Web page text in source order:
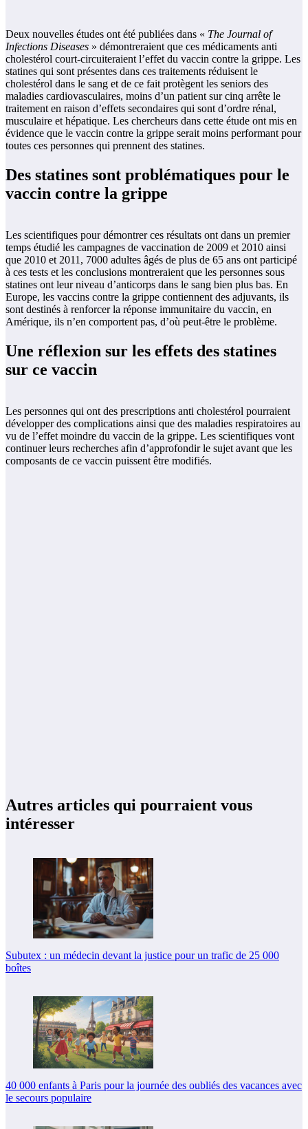
Deux nouvelles études ont été publiées dans « The Journal of
Infections Diseases » démontreraient que ces médicaments anti
cholestérol court-circuiteraient l’effet du vaccin contre la grippe. Les
statines qui sont présentes dans ces traitements réduisent le
cholestérol dans le sang et de ce fait protègent les seniors des
maladies cardiovasculaires, moins d’un patient sur cinq arrête le
traitement en raison d’effets secondaires qui sont d’ordre rénal,
musculaire et hépatique. Les chercheurs dans cette étude ont mis en
évidence que le vaccin contre la grippe serait moins performant pour
toutes ces personnes qui prennent des statines.
Des statines sont problématiques pour le
vaccin contre la grippe
Les scientifiques pour démontrer ces résultats ont dans un premier
temps étudié les campagnes de vaccination de 2009 et 2010 ainsi
que 2010 et 2011, 7000 adultes âgés de plus de 65 ans ont participé
à ces tests et les conclusions montreraient que les personnes sous
statines ont leur niveau d’anticorps dans le sang bien plus bas. En
Europe, les vaccins contre la grippe contiennent des adjuvants, ils
sont destinés à renforcer la réponse immunitaire du vaccin, en
Amérique, ils n’en comportent pas, d’où peut-être le problème.
Une réflexion sur les effets des statines
sur ce vaccin
Les personnes qui ont des prescriptions anti cholestérol pourraient
développer des complications ainsi que des maladies respiratoires au
vu de l’effet moindre du vaccin de la grippe. Les scientifiques vont
continuer leurs recherches afin d’approfondir le sujet avant que les
composants de ce vaccin puissent être modifiés.
Autres articles qui pourraient vous
intéresser
Subutex : un médecin devant la justice pour un trafic de 25 000
boîtes
40 000 enfants à Paris pour la journée des oubliés des vacances avec
le secours populaire